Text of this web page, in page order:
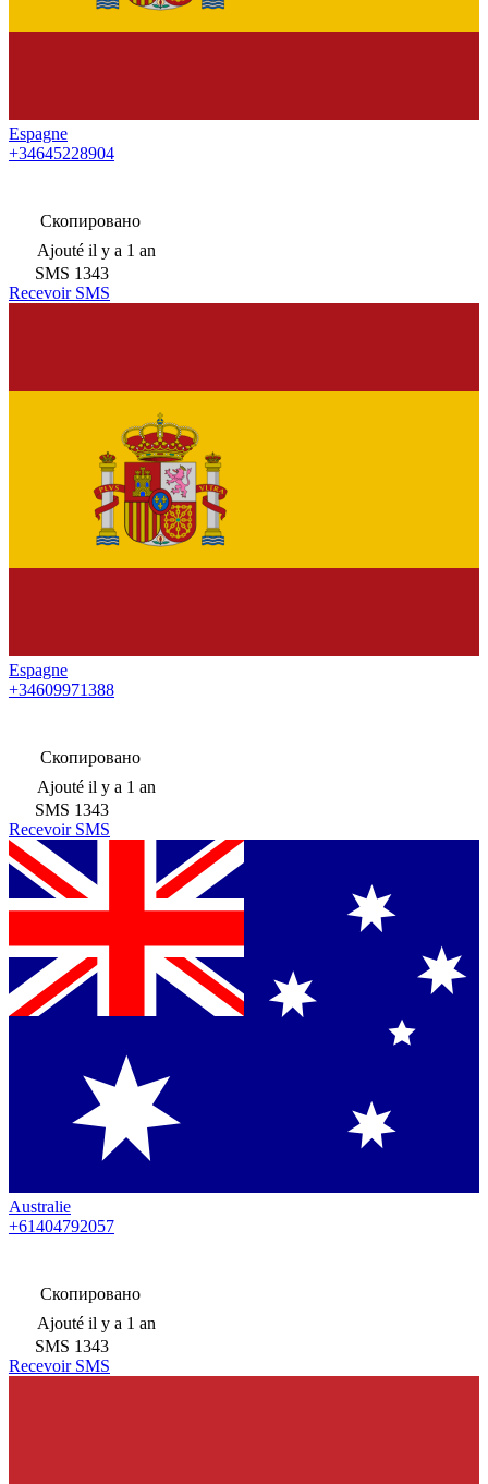
Espagne
+34645228904
Скопировано
Ajouté il y a 1 an
SMS 1343
Recevoir SMS
Espagne
+34609971388
Скопировано
Ajouté il y a 1 an
SMS 1343
Recevoir SMS
Australie
+61404792057
Скопировано
Ajouté il y a 1 an
SMS 1343
Recevoir SMS